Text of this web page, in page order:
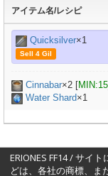
アイテム名/レシピ
Quicksilver×1
Sell 4 Gil
Cinnabar×2 [MIN:15
Water Shard×1
ERIONES FF14 / サイ
どは、各社の商標、ま